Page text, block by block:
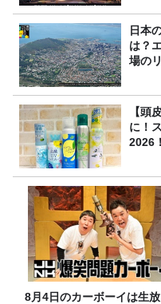
日本
は？
場の
【頭
に！
2026！
8月4日のカーボーイは生放